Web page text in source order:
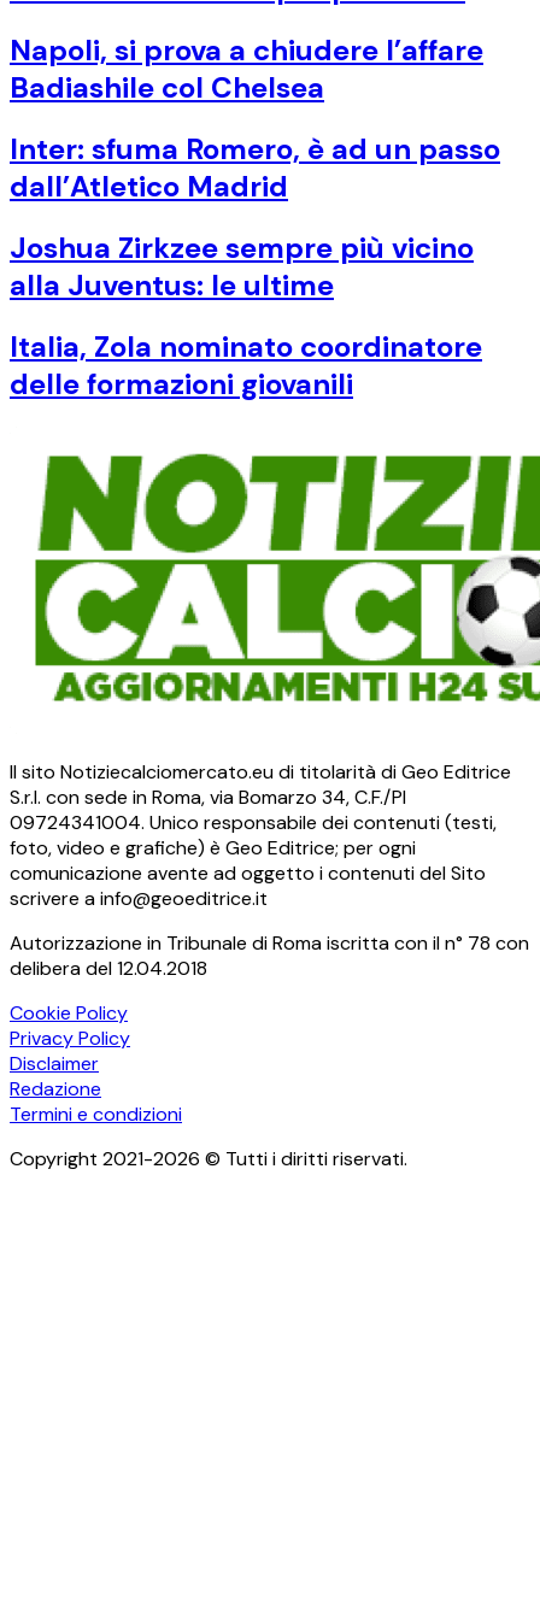
Napoli, si prova a chiudere l’affare
Badiashile col Chelsea
Inter: sfuma Romero, è ad un passo
dall’Atletico Madrid
Joshua Zirkzee sempre più vicino
alla Juventus: le ultime
Italia, Zola nominato coordinatore
delle formazioni giovanili
Il sito Notiziecalciomercato.eu di titolarità di Geo Editrice
S.r.l. con sede in Roma, via Bomarzo 34, C.F./PI
09724341004. Unico responsabile dei contenuti (testi,
foto, video e grafiche) è Geo Editrice; per ogni
comunicazione avente ad oggetto i contenuti del Sito
scrivere a info@geoeditrice.it
Autorizzazione in Tribunale di Roma iscritta con il n° 78 con
delibera del 12.04.2018
Cookie Policy
Privacy Policy
Disclaimer
Redazione
Termini e condizioni
Copyright 2021-2026 © Tutti i diritti riservati.